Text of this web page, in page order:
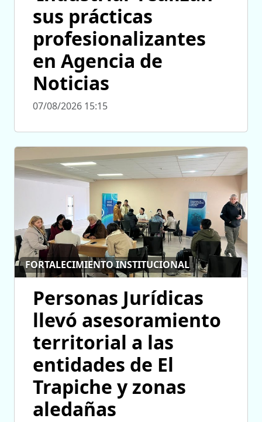
sus prácticas
profesionalizantes
en Agencia de
Noticias
07/08/2026 15:15
FORTALECIMIENTO INSTITUCIONAL
Personas Jurídicas
llevó asesoramiento
territorial a las
entidades de El
Trapiche y zonas
aledañas